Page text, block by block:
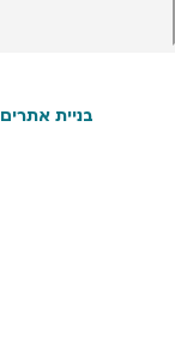
בניית אתרים